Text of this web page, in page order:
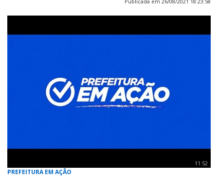
11:52
PREFEITURA EM AÇÃO